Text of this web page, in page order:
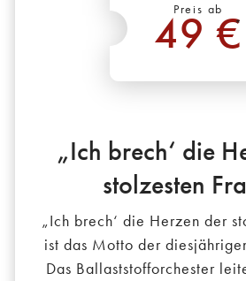
Preis ab
49 €
*
„Ich brech‘ die
stolzesten
„Ich brech‘ die Herzen der
ist das Motto der
Das Ballaststofforchester